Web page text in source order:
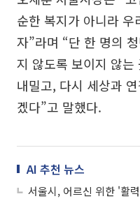
순한 복지가 아니라
자”라며 “단 한 명의
지 않도록 보이지 않
내밀고, 다시 세상과
겠다”고 말했다.
AI 추천 뉴스